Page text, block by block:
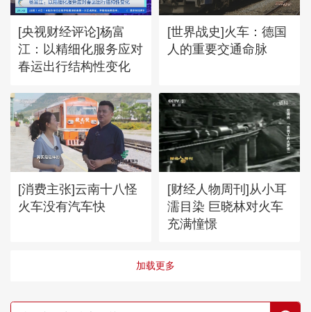
[央视财经评论]杨富
江：以精细化服务应对
春运出行结构性变化
[世界战史]火车：德国
人的重要交通命脉
[消费主张]云南十八怪
火车没有汽车快
[财经人物周刊]从小耳
濡目染 巨晓林对火车
充满憧憬
加载更多